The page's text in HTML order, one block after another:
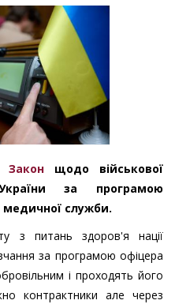
Закон щодо військової
за програмою
медичної служби.
з питань здоров'я нації
за програмою офіцера
і проходять його
контрактники але через